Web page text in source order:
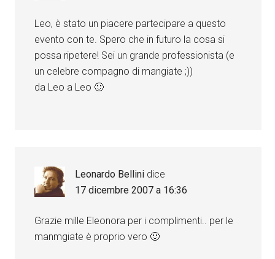
Leo, è stato un piacere partecipare a questo
evento con te. Spero che in futuro la cosa si
possa ripetere! Sei un grande professionista (e
un celebre compagno di mangiate ;))
da Leo a Leo 🙂
Leonardo Bellini dice
17 dicembre 2007 a 16:36
Grazie mille Eleonora per i complimenti.. per le
manmgiate è proprio vero 🙂